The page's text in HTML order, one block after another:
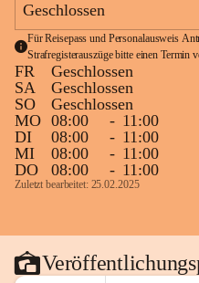
Geschlossen
Für Reisepass und Personalausweis
Strafregisterauszüge bitte einen Termin
FR
Geschlossen
SA
Geschlossen
SO
Geschlossen
MO 08:00 - 11:00
DI
08:00 - 11:00
MI
08:00 - 11:00
DO
08:00 - 11:00
Zuletzt bearbeitet: 25.02.2025